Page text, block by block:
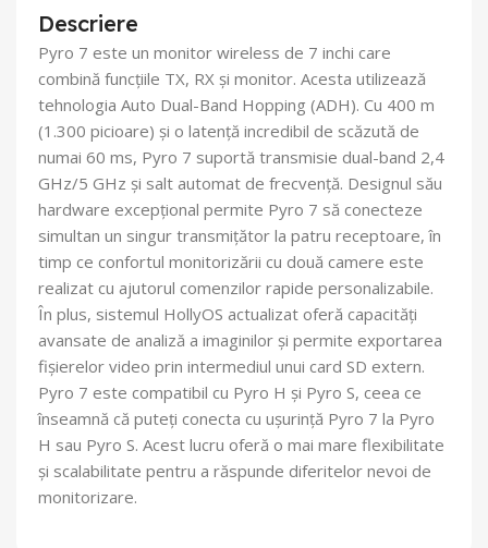
Descriere
Pyro 7 este un monitor wireless de 7 inchi care
combină funcțiile TX, RX și monitor. Acesta utilizează
tehnologia Auto Dual-Band Hopping (ADH). Cu 400 m
(1.300 picioare) și o latență incredibil de scăzută de
numai 60 ms, Pyro 7 suportă transmisie dual-band 2,4
GHz/5 GHz și salt automat de frecvență. Designul său
hardware excepțional permite Pyro 7 să conecteze
simultan un singur transmițător la patru receptoare, în
timp ce confortul monitorizării cu două camere este
realizat cu ajutorul comenzilor rapide personalizabile.
În plus, sistemul HollyOS actualizat oferă capacități
avansate de analiză a imaginilor și permite exportarea
fișierelor video prin intermediul unui card SD extern.
Pyro 7 este compatibil cu Pyro H și Pyro S, ceea ce
înseamnă că puteți conecta cu ușurință Pyro 7 la Pyro
H sau Pyro S. Acest lucru oferă o mai mare flexibilitate
și scalabilitate pentru a răspunde diferitelor nevoi de
monitorizare.